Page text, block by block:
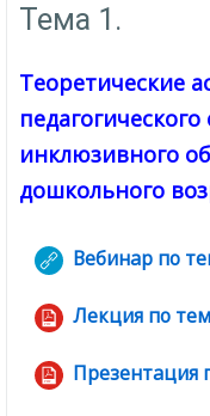
Тема 1.
Теоретические
инклюзивного
дошкольного
Вебинар по
Лекция по
Презентация